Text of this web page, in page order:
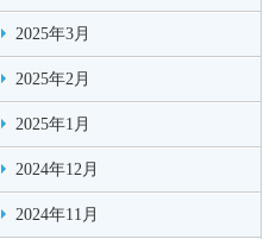
2025年3月
2025年2月
2025年1月
2024年12月
2024年11月